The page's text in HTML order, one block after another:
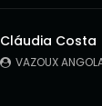
Cláudia Costa
VAZOUX